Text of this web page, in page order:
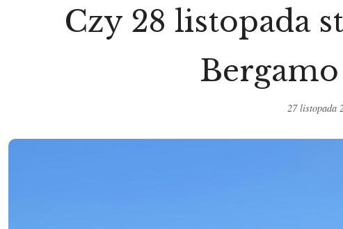
Czy 28 listopada
27 listopada